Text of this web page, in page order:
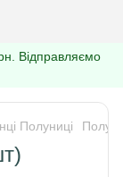
Відправляємо
Полуниці